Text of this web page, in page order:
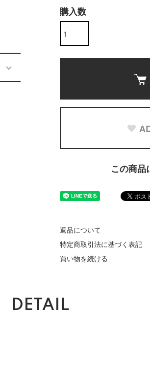
購入数
この商品
返品について
特定商取引法に基づく表記
買い物を続ける
DETAIL